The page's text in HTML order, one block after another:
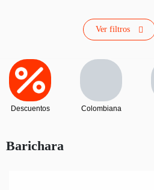
Ver filtros
Descuentos Colombiana
Barichara